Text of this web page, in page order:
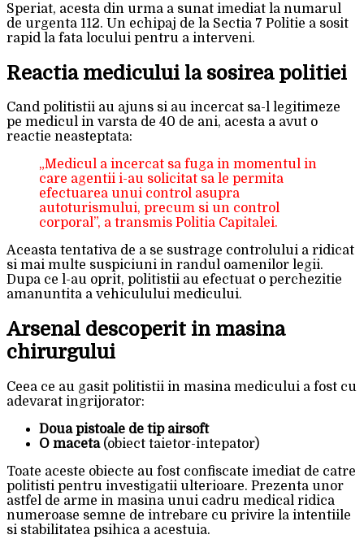
Speriat, acesta din urma a sunat imediat la numarul
de urgenta 112. Un echipaj de la Sectia 7 Politie a sosit
rapid la fata locului pentru a interveni.
Reactia medicului la sosirea politiei
Cand politistii au ajuns si au incercat sa-l legitimeze
pe medicul in varsta de 40 de ani, acesta a avut o
reactie neasteptata:
„Medicul a incercat sa fuga in momentul in
care agentii i-au solicitat sa le permita
efectuarea unui control asupra
autoturismului, precum si un control
corporal”, a transmis Politia Capitalei.
Aceasta tentativa de a se sustrage controlului a ridicat
si mai multe suspiciuni in randul oamenilor legii.
Dupa ce l-au oprit, politistii au efectuat o perchezitie
amanuntita a vehiculului medicului.
Arsenal descoperit in masina
chirurgului
Ceea ce au gasit politistii in masina medicului a fost cu
adevarat ingrijorator:
Doua pistoale de tip airsoft
O maceta(obiect taietor-intepator)
Toate aceste obiecte au fost confiscate imediat de catre
politisti pentru investigatii ulterioare. Prezenta unor
astfel de arme in masina unui cadru medical ridica
numeroase semne de intrebare cu privire la intentiile
si stabilitatea psihica a acestuia.